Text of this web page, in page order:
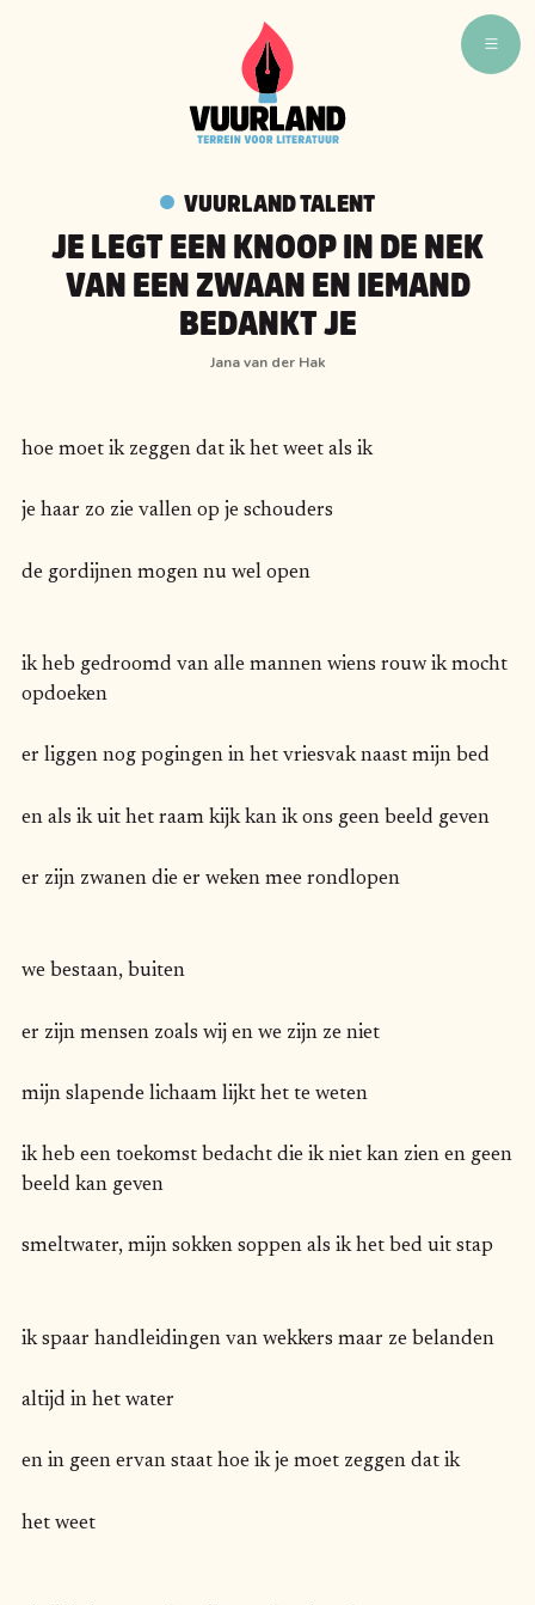
WAT ZIJN WIJ
VUURLAND TALENT
VUURLAND LEEST
CAFÉ VUURLAND
VUURLAND TALENT
JE LEGT EEN KNOOP IN DE NEK
VAN EEN ZWAAN EN IEMAND
BEDANKT JE
Jana van der Hak
hoe moet ik zeggen dat ik het weet als ik
je haar zo zie vallen op je schouders
de gordijnen mogen nu wel open
ik heb gedroomd van alle mannen wiens rouw ik mocht
opdoeken
er liggen nog pogingen in het vriesvak naast mijn bed
en als ik uit het raam kijk kan ik ons geen beeld geven
er zijn zwanen die er weken mee rondlopen
we bestaan, buiten
er zijn mensen zoals wij en we zijn ze niet
mijn slapende lichaam lijkt het te weten
ik heb een toekomst bedacht die ik niet kan zien en geen
beeld kan geven
smeltwater, mijn sokken soppen als ik het bed uit stap
ik spaar handleidingen van wekkers maar ze belanden
altijd in het water
en in geen ervan staat hoe ik je moet zeggen dat ik
het weet